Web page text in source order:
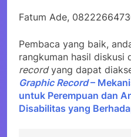
Fatum Ade,
Pembaca yang baik,
rangkuman hasil diskusi
recordyang dapat
Graphic Record–
untuk Perempuan dan
Disabilitas yang